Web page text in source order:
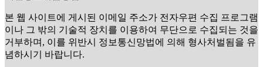
본 웹 사이트에 게시된 이메일 주소가 전자우편 수집 프로그램
이나 그 밖의 기술적 장치를 이용하여 무단으로 수집되는 것을
거부하며, 이를 위반시 정보통신망법에 의해 형사처벌됨을 유
념하시기 바랍니다.